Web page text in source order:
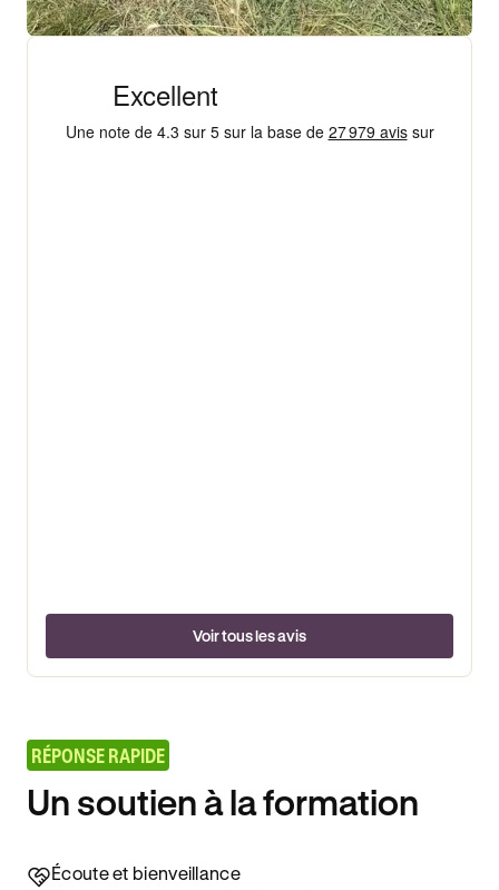
Voir tous les avis
RÉPONSE RAPIDE
Un soutien à la formation
Écoute et bienveillance